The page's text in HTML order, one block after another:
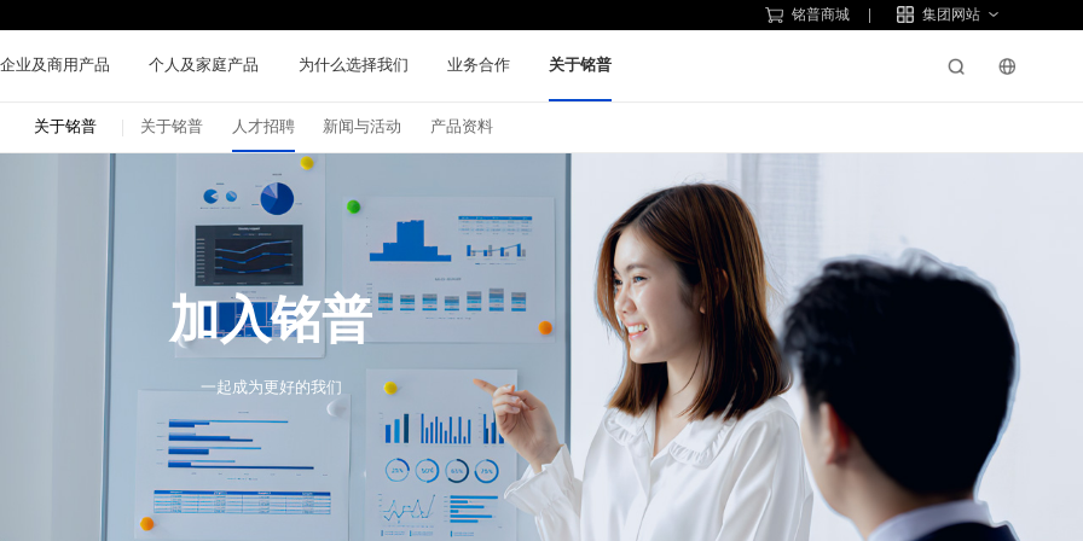
铭普商城 集团网站
企业及商用产品 个人及家庭产品 为什么选择我们 业务合作 关于铭普
关于铭普 关于铭普 人才招聘 新闻与活动 产品资料
加入铭普
一起成为更好的我们